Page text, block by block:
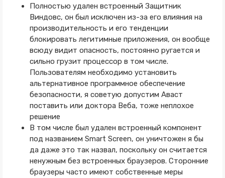
Полностью удален встроенный Защитник
Виндовс, он был исключен из-за его влияния на
производительность и его тенденции
блокировать легитимные приложения, он вообще
всюду видит опасность, постоянно ругается и
сильно грузит процессор в том числе.
Пользователям необходимо установить
альтернативное программное обеспечение
безопасности, я советую допустим Аваст
поставить или доктора Веба, тоже неплохое
решение
В том числе был удален встроенный компонент
под названием Smart Screen, он уничтожен я бы
да даже это так назвал, поскольку он считается
ненужным без встроенных браузеров. Сторонние
браузеры часто имеют собственные меры